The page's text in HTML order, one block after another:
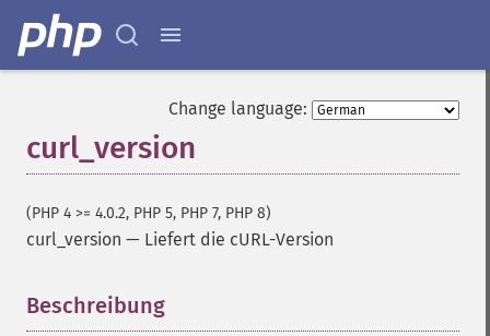
Change language:
curl_version
(PHP 4 >= 4.0.2, PHP 5, PHP 7, PHP 8)
curl_version — Liefert die cURL-Version
Beschreibung